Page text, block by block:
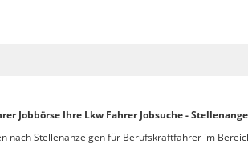
Jobbörse Ihre Lkw Fahrer Jobsuche -
nach Stellenanzeigen für Berufskraftfahrer im